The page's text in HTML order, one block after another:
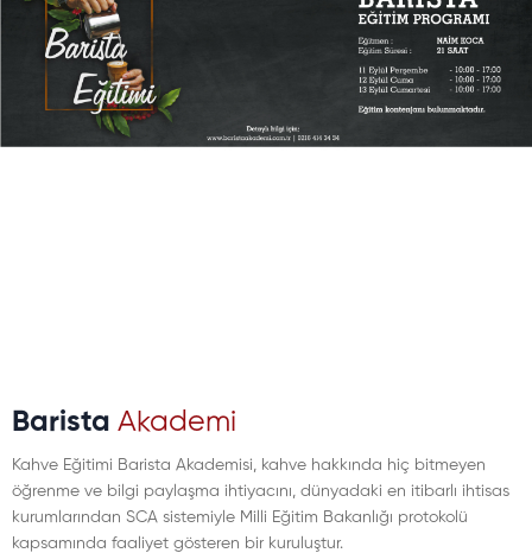
Barista Akademi
Kahve Eğitimi Barista Akademisi, kahve hakkında hiç bitmeyen
öğrenme ve bilgi paylaşma ihtiyacını, dünyadaki en itibarlı ihtisas
kurumlarından SCA sistemiyle Milli Eğitim Bakanlığı protokolü
kapsamında faaliyet gösteren bir kuruluştur.